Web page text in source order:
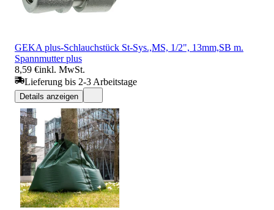
GEKA plus-Schlauchstück St-Sys.,MS, 1/2", 13mm,SB m.
Spannmutter plus
8,59 €inkl. MwSt.
Lieferung bis 2-3 Arbeitstage
Details anzeigen